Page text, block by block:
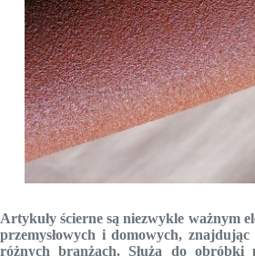
Artykuły ścierne są niezwykle ważnym
przemysłowych i domowych, znajdując
różnych branżach. Służą do obróbki